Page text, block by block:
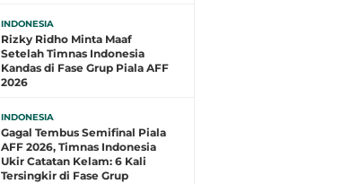
INDONESIA
Rizky Ridho Minta Maaf
Setelah Timnas Indonesia
Kandas di Fase Grup Piala AFF
2026
INDONESIA
Gagal Tembus Semifinal Piala
AFF 2026, Timnas Indonesia
Ukir Catatan Kelam: 6 Kali
Tersingkir di Fase Grup